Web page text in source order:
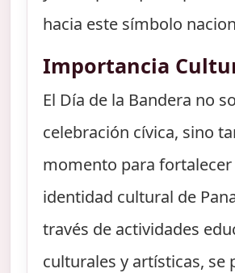
hacia este símbolo
Importancia
El Día de la Bandera no
celebración cívica, sino
momento para fortalecer
identidad cultural de
través de actividades
culturales y artísticas, se